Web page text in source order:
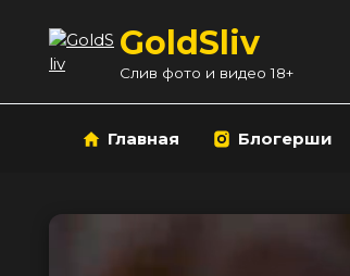
содержанию
GoldSliv
Слив фото и видео 18+
Главная Блогерши